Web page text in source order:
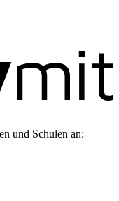
und Schulen an: